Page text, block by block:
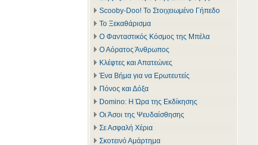
Scooby-Doo! Το Στοιχειωμένο Γήπεδο
Το Ξεκαθάρισμα
Ο Φανταστικός Κόσμος της Μπέλα
Ο Αόρατος Άνθρωπος
Κλέφτες και Απατεώνες
Ένα Βήμα για να Ερωτευτείς
Πόνος και Δόξα
Domino: Η Ώρα της Εκδίκησης
Οι Άσοι της Ψευδαίσθησης
Σε Ασφαλή Χέρια
Σκοτεινό Αμάρτημα